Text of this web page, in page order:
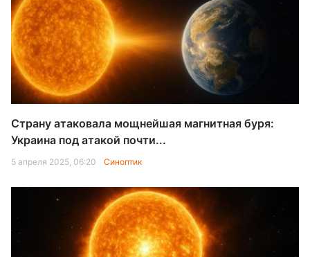
Страну атаковала мощнейшая магнитная буря:
Украина под атакой почти...
5 апреля 2025, 06:20 Синоптик